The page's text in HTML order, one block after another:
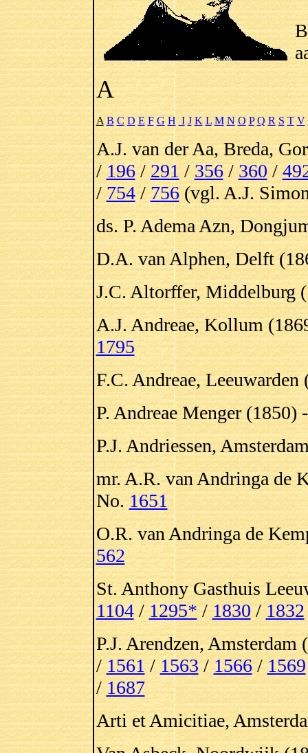
A
A B C D E F G H I J K L M N O P Q R S T V
A.J. van der Aa, Breda,
/196/291/356/360/
/754/756(vgl. A.J.
ds. P. Adema Azn,
D.A. van Alphen, Delft
J.C. Altorffer, Middelburg
A.J. Andreae, Kollum
1795
F.C. Andreae,
P. Andreae Menger (1850)
P.J. Andriessen,
mr. A.R. van Andringa de
No.1651
O.R. van Andringa de
562
St. Anthony Gasthuis
1104/1295*/1830/1832
P.J. Arendzen,
/1561/1563/1566/1569
/1687
Arti et Amicitiae,